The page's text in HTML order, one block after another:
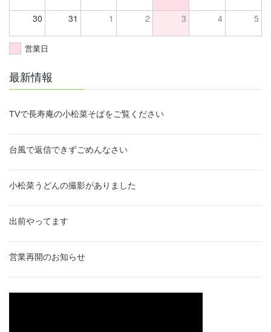
30 31 1 2 3 4 5
営業日
最新情報
TVで長寿庵の小松菜そばをご覧ください
台風で返信できずごめんなさい
小松菜うどんの撮影がありました
出前やってます
営業再開のお知らせ